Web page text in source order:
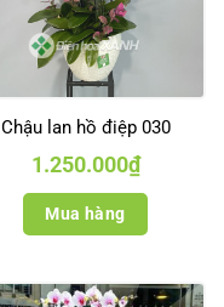
Chậu lan hồ điệp 030
1.250.000₫
Mua hàng